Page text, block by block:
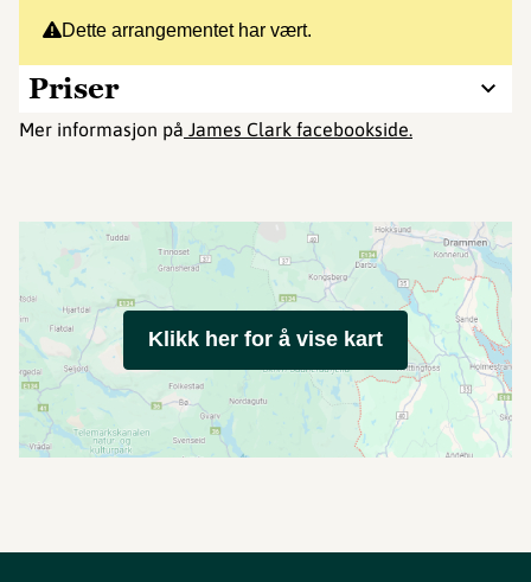
Dette arrangementet har vært.
Priser
Mer informasjon på James Clark facebookside.
Klikk her for å vise kart